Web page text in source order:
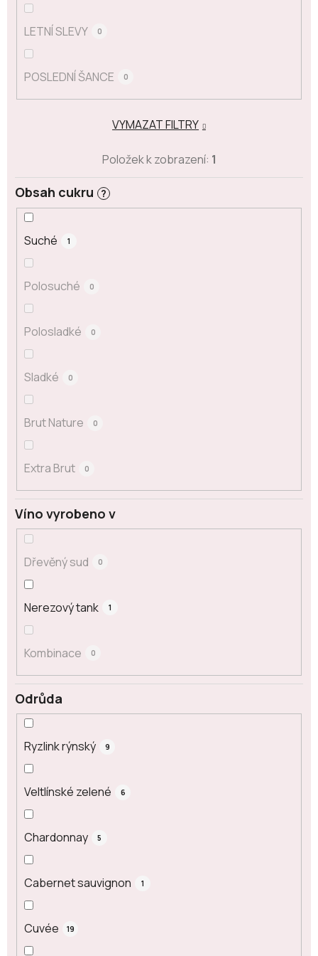
LETNÍ SLEVY 0
POSLEDNÍ ŠANCE 0
Odrůda
Ryzlink rýnský 9
Veltlínské zelené 6
Chardonnay 5
Cabernet sauvignon 1
Cuvée 19
Obsah cukru ?
Suché 1
Polosuché 0
Polosladké 0
Sladké 0
Brut Nature 0
Extra Brut 0
Víno vyrobeno v
Dřevěný sud 0
Nerezový tank 1
Kombinace 0
VYMAZAT FILTRY
Položek k zobrazení: 1